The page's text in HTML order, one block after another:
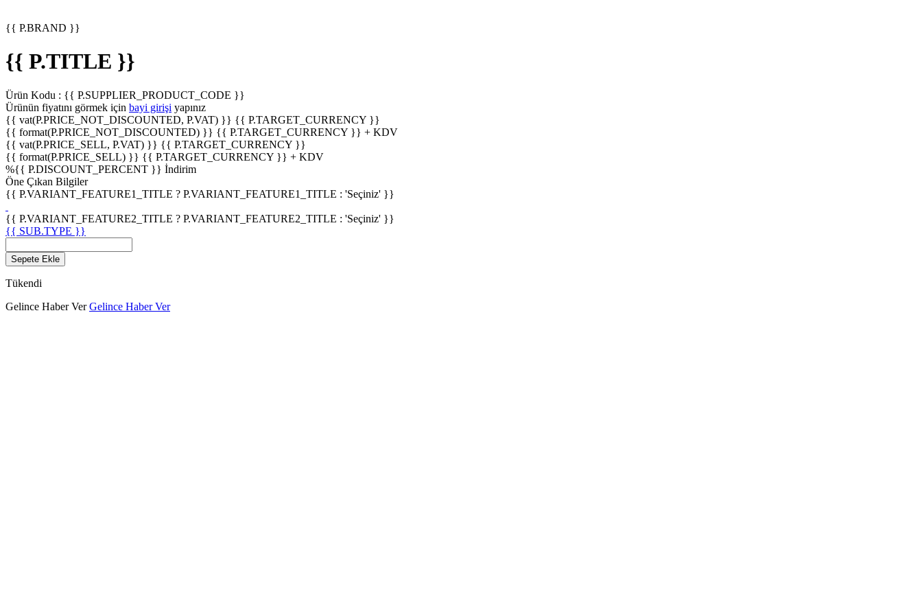
{{ P.BRAND }}
{{ P.TITLE }}
Ürün Kodu : {{ P.SUPPLIER_PRODUCT_CODE }}
Ürünün fiyatını görmek için bayi girişi yapınız
{{ vat(P.PRICE_NOT_DISCOUNTED, P.VAT) }} {{ P.TARGET_CURRENCY }}
{{ format(P.PRICE_NOT_DISCOUNTED) }} {{ P.TARGET_CURRENCY }} + KDV
{{ vat(P.PRICE_SELL, P.VAT) }} {{ P.TARGET_CURRENCY }}
{{ format(P.PRICE_SELL) }} {{ P.TARGET_CURRENCY }} + KDV
%{{ P.DISCOUNT_PERCENT }} İndirim
Öne Çıkan Bilgiler
{{ P.VARIANT_FEATURE1_TITLE ? P.VARIANT_FEATURE1_TITLE : 'Seçiniz' }}
{{ P.VARIANT_FEATURE2_TITLE ? P.VARIANT_FEATURE2_TITLE : 'Seçiniz' }}
{{ SUB.TYPE }}
Sepete Ekle
Tükendi
Gelince Haber Ver Gelince Haber Ver